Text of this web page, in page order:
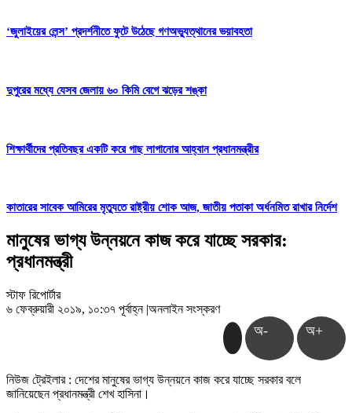
‘জুলাইয়ের লেন্স’ প্রদর্শনীতে ফুটে উঠেছে গণঅভ্যুত্থানের ভয়াবহতা
দুপুরের মধ্যে যেসব জেলায় ৬০ কিমি বেগে ঝড়ের শঙ্কা
শিক্ষার্থীদের প্রতিবছর একটি করে গাছ লাগানোর আহ্বান প্রধানমন্ত্রীর
কাতারের সাবেক আমিরের মৃত্যুতে রাষ্ট্রীয় শোক আজ, জাতীয় পতাকা অর্ধনমিত রাখার নির্দেশ
মানুষের ভাগ্য উন্নয়নে কাজ করে যাচ্ছে সরকার:
প্রধানমন্ত্রী
স্টাফ রিপোর্টার
৬ ফেব্রুয়ারী ২০১৯, ১০:৩৭ পূর্বাহ্ন |অনলাইন সংস্করণ
অ- অ+
নিউজ ট্রেইলার : দেশের মানুষের ভাগ্য উন্নয়নে কাজ করে যাচ্ছে সরকার বলে
জানিয়েছেন প্রধানমন্ত্রী শেখ হাসিনা।